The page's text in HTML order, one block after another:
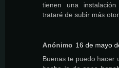
tienen una
trataré de subir más
Anónimo 16 de mayo
Buenas te puedo hacer